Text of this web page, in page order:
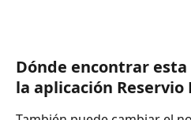
Dónde encontrar
la aplicación Reservio